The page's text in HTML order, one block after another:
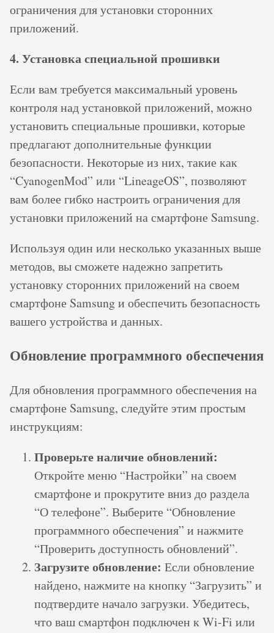
ограничения для установки сторонних
приложений.
4. Установка специальной прошивки
Если вам требуется максимальный уровень
контроля над установкой приложений, можно
установить специальные прошивки, которые
предлагают дополнительные функции
безопасности. Некоторые из них, такие как
“CyanogenMod” или “LineageOS”, позволяют
вам более гибко настроить ограничения для
установки приложений на смартфоне Samsung.
Используя один или несколько указанных выше
методов, вы сможете надежно запретить
установку сторонних приложений на своем
смартфоне Samsung и обеспечить безопасность
вашего устройства и данных.
Обновление программного обеспечения
Для обновления программного обеспечения на
смартфоне Samsung, следуйте этим простым
инструкциям:
Проверьте наличие обновлений:
Откройте меню “Настройки” на своем
смартфоне и прокрутите вниз до раздела
“О телефоне”. Выберите “Обновление
программного обеспечения” и нажмите
“Проверить доступность обновлений”.
Загрузите обновление: Если обновление
найдено, нажмите на кнопку “Загрузить” и
подтвердите начало загрузки. Убедитесь,
что ваш смартфон подключен к Wi-Fi или